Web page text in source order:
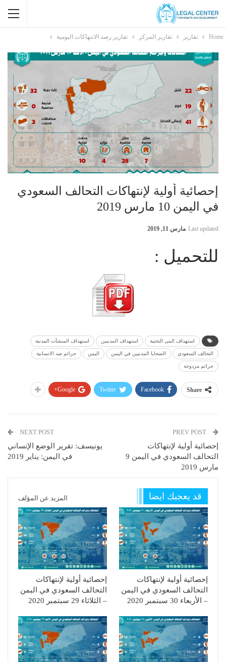
Home تقارير تقارير المركز تقارير رصد الانتهاكات اليومية
إحصائية أولية لإنتهاكات التحالف السعودي
في اليمن 10 مارس 2019
Last updated مارس 11, 2019
للتحميل :
استهداف البنى التحتية استهداف المدنيين استهداف المنشآت المدنية
التحالف السعودي الضحايا المدنيين في اليمن اليمن جرائم ضد الانسانية
جرائم مزدوجة
Share
Facebook
Twitter
Google+
إحصائية أولية لإنتهاكات
التحالف السعودي في اليمن 9
مارس 2019
NEXT POST
يونيسف: تقرير الوضع الإنساني
في اليمن: يناير 2019
قد يعجبك ايضا المزيد عن المؤلف
إحصائية أولية لإنتهاكات
التحالف السعودي في اليمن
– الأربعاء 30 سبتمبر 2020
إحصائية أولية لإنتهاكات
التحالف السعودي في اليمن
– الثلاثاء 29 سبتمبر 2020